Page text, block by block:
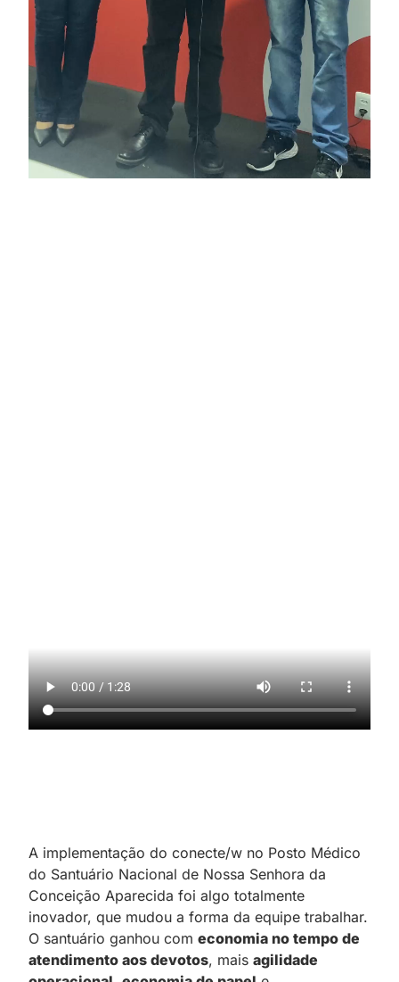
A implementação do conecte/w no Posto Médico
do Santuário Nacional de Nossa Senhora da
Conceição Aparecida foi algo totalmente
inovador, que mudou a forma da equipe trabalhar.
O santuário ganhou com economia no tempo de
atendimento aos devotos, mais agilidade